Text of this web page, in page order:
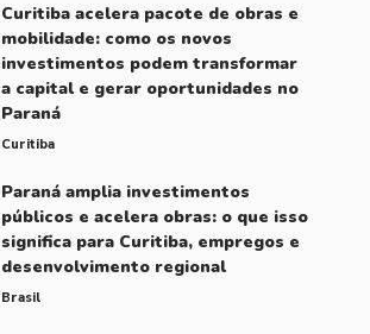
Curitiba acelera pacote de obras e
mobilidade: como os novos
investimentos podem transformar
a capital e gerar oportunidades no
Paraná
Curitiba
Paraná amplia investimentos
públicos e acelera obras: o que isso
significa para Curitiba, empregos e
desenvolvimento regional
Brasil